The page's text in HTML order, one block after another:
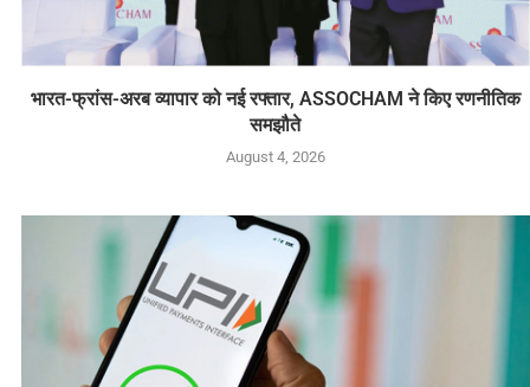
भारत-फ्रांस-अरब व्यापार को नई रफ्तार, ASSOCHAM ने किए रणनीतिक
समझौते
August 4, 2026